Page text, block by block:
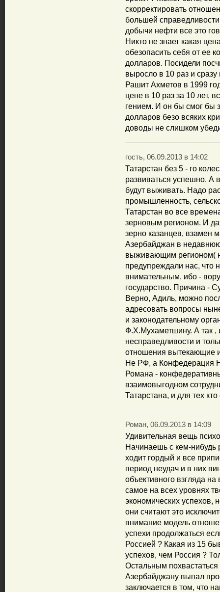
скорректировать
большей
добычи нефти все это
Никто не знает какая
обезопасить себя от ее
долларов. Посидели
выросло в 10 раз и
Рашит Ахметов в 1999
цене в 10 раз за 10 лет,
гением. И он бы смог бы
долларов безо всяких
доводы не слишком
гость, 06.09.2013 в 14:02
Татарстан без 5 - го
развиваться успешно. А
будут выживать. Надо
промышленность,
Татарстан во все
зерновым регионом. И
зерно казанцев, взамен
Азербайджан в
выживающим регионом(
предупреждали нас, что
внимательным, ибо -
государство. Причина -
Верно, Адиль, можно
адресовать вопросы
и законодательному
Ф.Х.Мухаметшину. А так ,
несправедливости и
отношения вытекающие
Не РФ, а
Романа -
взаимовыгодном
Татарстана, и для тех
Роман, 06.09.2013 в 14:09
Удивительная вещь
Начинаешь с кем-нибудь
ходит гордый и все
период неудач и в них
объективного взгляда
самое на всех уровнях
экономических успехов,
они считают это
внимание модель
успехи продолжаться
Россией ? Какая из 15
успехов, чем Россия ?
Остальным
Азербайджану выпал
заключается в том, что